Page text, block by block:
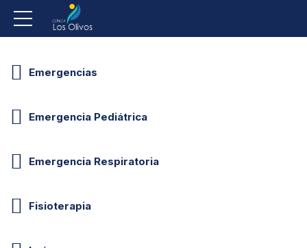
Consulta Externa
Emergencias
Emergencia Pediátrica
Emergencia Respiratoria
Fisioterapia